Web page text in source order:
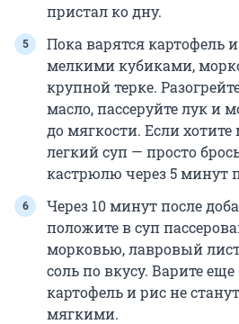
пристал ко дну.
Пока варятся картофель
мелкими кубиками,
крупной терке.
масло, пассеруйте лук и
до мягкости. Если
легкий суп — просто
кастрюлю через 5 минут
Через 10 минут после
положите в суп
морковью, лавровый
соль по вкусу. Варите
картофель и рис не
мягкими.